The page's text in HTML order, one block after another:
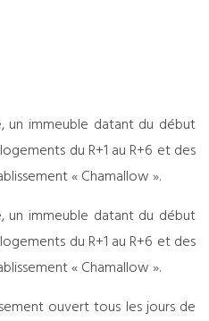
un immeuble datant du début
du R+1 au R+6 et des
« Chamallow ».
un immeuble datant du début
du R+1 au R+6 et des
« Chamallow ».
ouvert tous les jours de